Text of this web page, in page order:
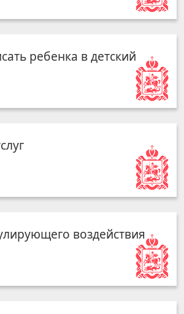
ребенка в детский
воздействия